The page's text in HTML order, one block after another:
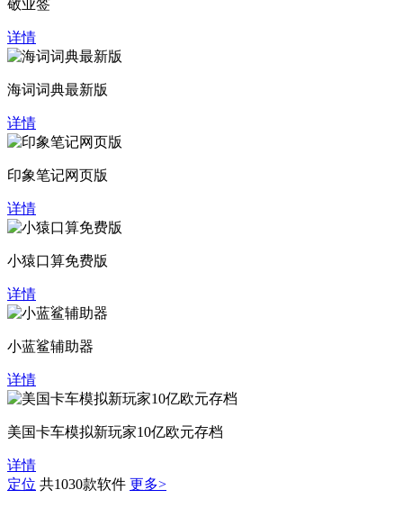
敬业签
详情
海词词典最新版
详情
印象笔记网页版
详情
小猿口算免费版
详情
小蓝鲨辅助器
详情
美国卡车模拟新玩家10亿欧元存档
详情
定位 共1030款软件 更多>